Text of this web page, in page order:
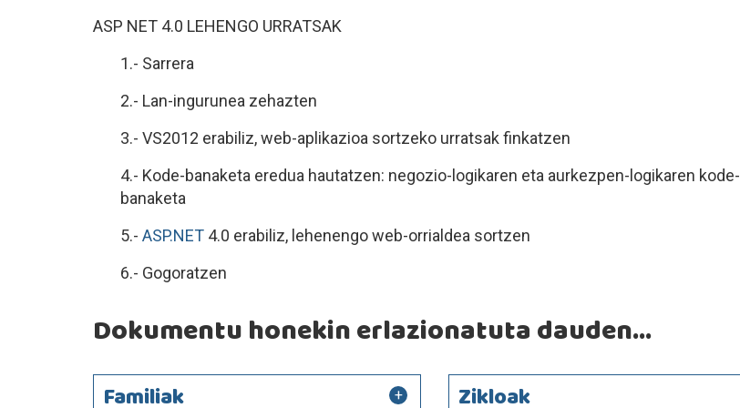
ASP NET 4.0 LEHENGO URRATSAK
1.- Sarrera
2.- Lan-ingurunea zehazten
3.- VS2012 erabiliz, web-aplikazioa sortzeko urratsak finkatzen
4.- Kode-banaketa eredua hautatzen: negozio-logikaren eta aurkezpen-logikaren kode-
banaketa
5.- ASP.NET 4.0 erabiliz, lehenengo web-orrialdea sortzen
6.- Gogoratzen
Dokumentu honekin erlazionatuta dauden...
Familiak Zikloak